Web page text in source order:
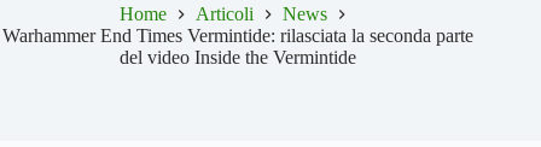
Home Articoli
News
Warhammer End Times Vermintide: rilasciata la seconda parte
del video Inside the Vermintide